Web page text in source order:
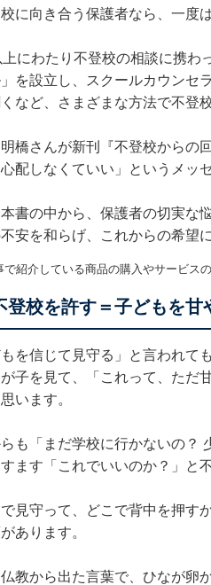
に向き合う保護者なら、一度
にわたり不登校の相談に携わ
を設立し、スクールカウンセ
など、さまざまな方法で不登
橋さんが新刊 『不登校からの
配しなくていい」というメッ
書の中から、保護者の切実な
安を和らげ、これからの希望
紹介している商品の購入やサービス
登校を許す＝子どもを甘
もを信じて見守る」と言われ
子を見て、「これって、ただ
います。
も「まだ学校に行かないの？
ます「これでいいのか？」と
見守って、どこで背中を押す
あります。
教から出た言葉で、ひなが卵